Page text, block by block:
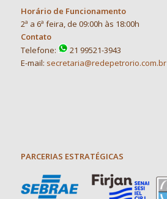
Horário de Funcionamento
2ª a 6ª feira, de 09:00h às 18:00h
Contato
Telefone:
21 99521-3943
E-mail: secretaria@redepetrorio.com.br
PARCERIAS ESTRATÉGICAS